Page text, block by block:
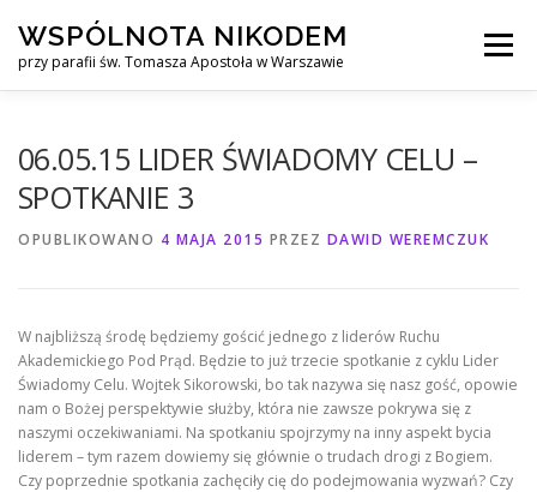
treści
WSPÓLNOTA NIKODEM
przy parafii św. Tomasza Apostoła w Warszawie
Menu
06.05.15 LIDER ŚWIADOMY CELU –
SPOTKANIE 3
OPUBLIKOWANO 4 MAJA 2015 PRZEZ DAWID WEREMCZUK
W najbliższą środę będziemy gościć jednego z liderów Ruchu
Akademickiego Pod Prąd. Będzie to już trzecie spotkanie z cyklu Lider
Świadomy Celu. Wojtek Sikorowski, bo tak nazywa się nasz gość, opowie
nam o Bożej perspektywie służby, która nie zawsze pokrywa się z
naszymi oczekiwaniami. Na spotkaniu spojrzymy na inny aspekt bycia
liderem – tym razem dowiemy się głównie o trudach drogi z Bogiem.
Czy poprzednie spotkania zachęciły cię do podejmowania wyzwań? Czy